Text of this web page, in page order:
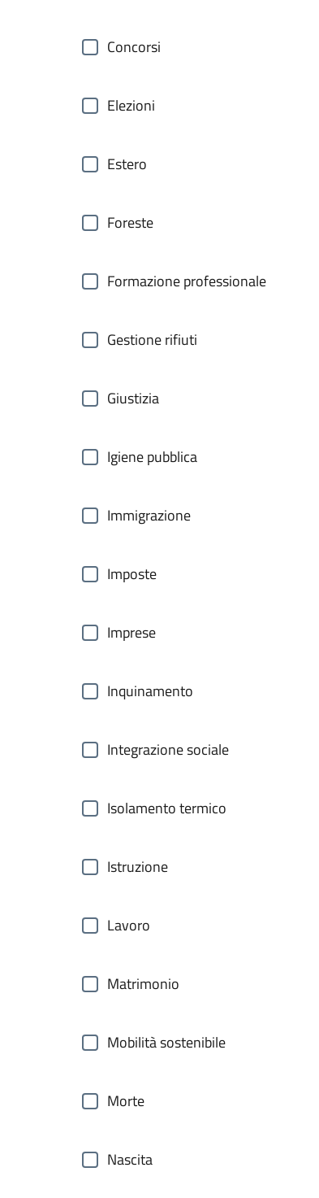
Concorsi
Elezioni
Estero
Foreste
Formazione professionale
Gestione rifiuti
Giustizia
Igiene pubblica
Immigrazione
Imposte
Imprese
Inquinamento
Integrazione sociale
Isolamento termico
Istruzione
Lavoro
Matrimonio
Mobilità sostenibile
Morte
Nascita